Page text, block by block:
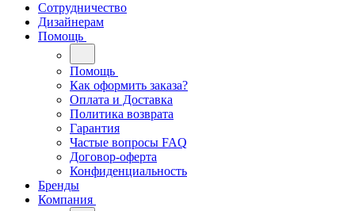
Сотрудничество
Дизайнерам
Помощь
Помощь
Как оформить заказа?
Оплата и Доставка
Политика возврата
Гарантия
Частые вопросы FAQ
Договор-оферта
Конфиденциальность
Бренды
Компания